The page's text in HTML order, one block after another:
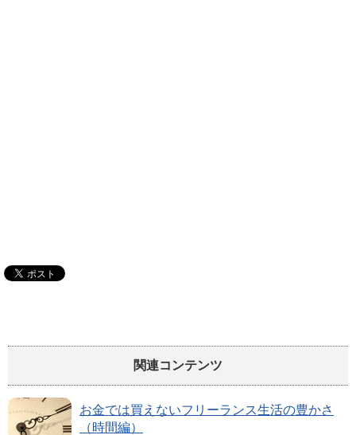
関連コンテンツ
お金では買えないフリーランス生活の豊かさ
（時間編）